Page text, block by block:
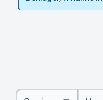
Indtast
Select